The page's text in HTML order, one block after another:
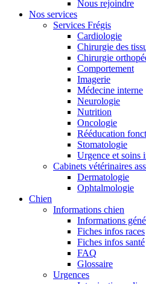
Nous rejoindre
Nos services
Services Frégis
Cardiologie
Chirurgie des
Chirurgie
Comportement
Imagerie
Médecine interne
Neurologie
Nutrition
Oncologie
Rééducation
Stomatologie
Urgence et soins
Cabinets vétérinaires
Dermatologie
Ophtalmologie
Chien
Informations chien
Informations
Fiches infos races
Fiches infos santé
FAQ
Glossaire
Urgences